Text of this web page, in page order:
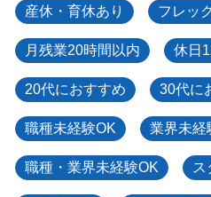
産休・育休あり フレッ
月残業20時間以内 休日
20代におすすめ 30代に
職種未経験OK 業界未経
職種・業界未経験OK ス